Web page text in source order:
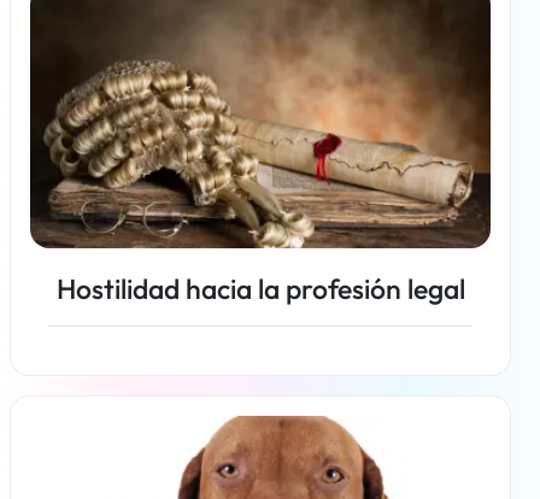
Hostilidad hacia la profesión legal
Más información